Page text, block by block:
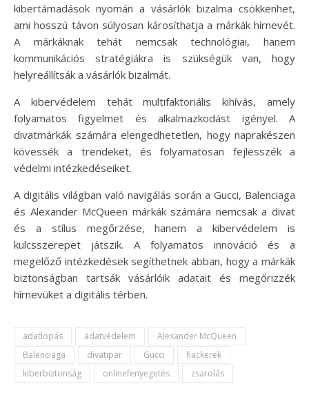
kibertámadások nyomán a vásárlók bizalma csökkenhet,
ami hosszú távon súlyosan károsíthatja a márkák hírnevét.
A márkáknak tehát nemcsak technológiai, hanem
kommunikációs stratégiákra is szükségük van, hogy
helyreállítsák a vásárlók bizalmát.
A kibervédelem tehát multifaktoriális kihívás, amely
folyamatos figyelmet és alkalmazkodást igényel. A
divatmárkák számára elengedhetetlen, hogy naprakészen
kövessék a trendeket, és folyamatosan fejlesszék a
védelmi intézkedéseiket.
A digitális világban való navigálás során a Gucci, Balenciaga
és Alexander McQueen márkák számára nemcsak a divat
és a stílus megőrzése, hanem a kibervédelem is
kulcsszerepet játszik. A folyamatos innováció és a
megelőző intézkedések segíthetnek abban, hogy a márkák
biztonságban tartsák vásárlóik adatait és megőrizzék
hírnevüket a digitális térben.
adatlopás adatvédelem
Alexander McQueen
Balenciaga
divatipar Gucci
hackerek
kiberbiztonság
onlinefenyegetés zsarolás